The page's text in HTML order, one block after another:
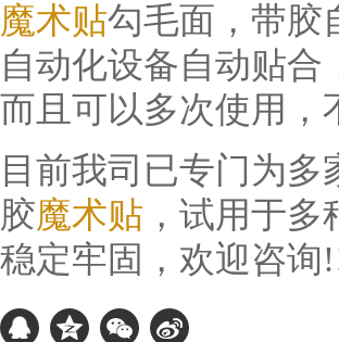
魔术贴勾毛面，带胶
自动化设备自动贴
而且可以多次使用，
目前我司已专门为
胶魔术贴 ，试用于
稳定牢固，欢迎咨询